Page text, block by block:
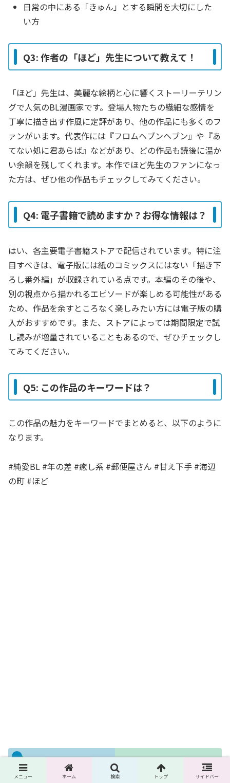
日常の中にある「きゅん」とする瞬間を大切にした
い方
Q3: 作者の「ほど」先生について教えて！
「ほど」先生は、美麗な絵柄と心に響くストーリーテリン
グで人気のBL漫画家です。登場人物たちの繊細な感情を
丁寧に描き出す作風に定評があり、他の作品にも多くのフ
ァンがいます。代表作には『フロムヘブンヘブン』や『あ
てない処に君あらば』などがあり、どの作品も読後に温か
い余韻を残してくれます。本作でほど先生のファンになっ
た方は、ぜひ他の作品もチェックしてみてください。
Q4: 電子書籍で読めますか？お得な情報は？
はい、各主要電子書籍ストアで配信されています。特に注
目すべきは、電子版には紙のコミックスにはない「描き下
ろし番外編」が収録されている点です。本編のその後や、
別の視点から描かれるエピソードが楽しめる可能性がある
ため、作品を余すところなく楽しみたい方には電子版の購
入がおすすめです。また、ストアによっては期間限定で試
し読みが増量されていることもあるので、ぜひチェックし
てみてください。
Q5: この作品のキーワードは？
この作品の魅力をキーワードでまとめると、以下のように
なります。
#純愛BL #年の差 #癒し系 #郵便屋さん #甘え下手 #海辺
の町 #ほど
さいごに
メニュー ホーム 検索 トップ サイドバー